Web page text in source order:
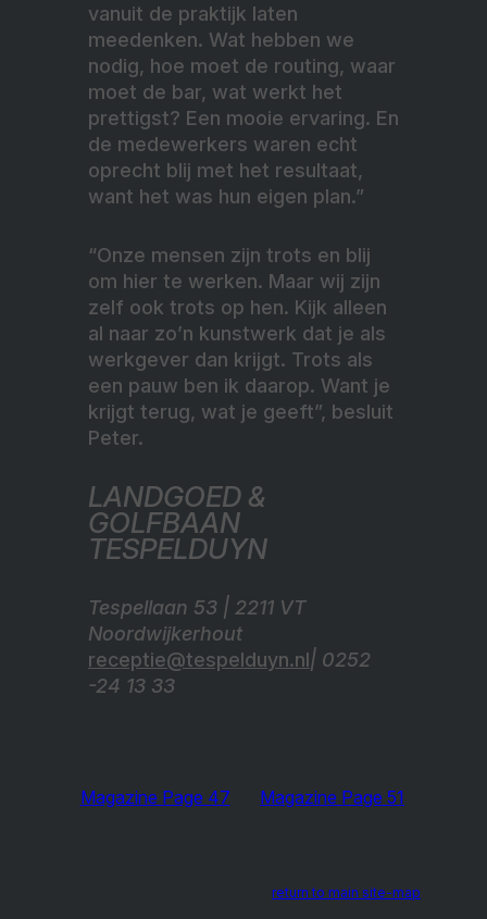
vanuit de praktijk laten
meedenken. Wat hebben we
nodig, hoe moet de routing, waar
moet de bar, wat werkt het
prettigst? Een mooie ervaring. En
de medewerkers waren echt
oprecht blij met het resultaat,
want het was hun eigen plan.”
“Onze mensen zijn trots en blij
om hier te werken. Maar wij zijn
zelf ook trots op hen. Kijk alleen
al naar zo’n kunstwerk dat je als
werkgever dan krijgt. Trots als
een pauw ben ik daarop. Want je
krijgt terug, wat je geeft”, besluit
Peter.
LANDGOED &
GOLFBAAN
TESPELDUYN
Tespellaan 53 | 2211 VT
Noordwijkerhout
receptie@tespelduyn.nl| 0252
-24 13 33
Magazine Page 47 Magazine Page 51
return to main site-map